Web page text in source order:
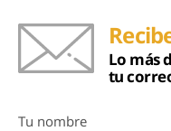
Lo más
tu
Tu nombre